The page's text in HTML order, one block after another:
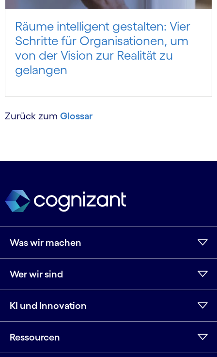
Räume intelligent gestalten: Vier
Schritte für Organisationen, um
von der Vision zur Realität zu
gelangen
Zurück zum Glossar
Was wir machen
Wer wir sind
KI und Innovation
Ressourcen